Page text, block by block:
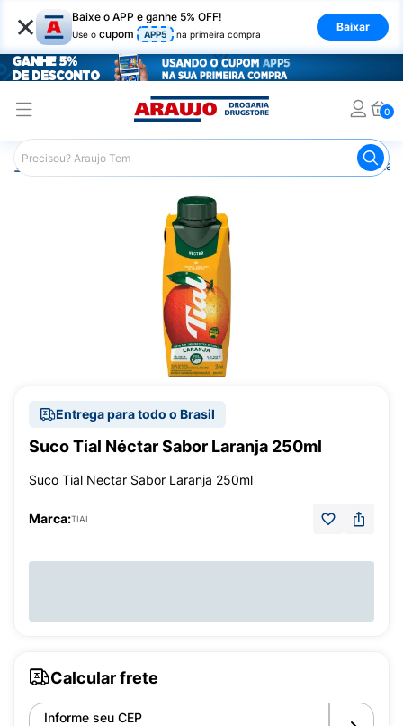
× Baixe o APP e ganhe 5% OFF!
Use o cupom APP5 na primeira compra
Baixar
0
Araujo Mercado Suco Tial
Entrega para todo o Brasil
Suco Tial Néctar Sabor Laranja 250ml
Suco Tial Nectar Sabor Laranja 250ml
Marca:TIAL
Calcular frete
Informe seu CEP